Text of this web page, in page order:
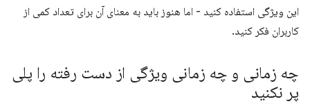
این ویژگی استفاده کنید - اما هنوز باید به معنای آن برای تعداد کمی از
کاربران فکر کنید.
چه زمانی و چه زمانی ویژگی از دست رفته را پلی
پر نکنید